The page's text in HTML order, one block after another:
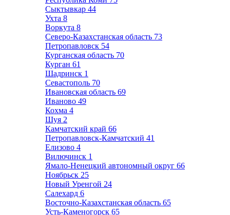
Сыктывкар 44
Ухта 8
Воркута 8
Северо-Казахстанская область 73
Петропавловск 54
Курганская область 70
Курган 61
Шадринск 1
Севастополь 70
Ивановская область 69
Иваново 49
Кохма 4
Шуя 2
Камчатский край 66
Петропавловск-Камчатский 41
Елизово 4
Вилючинск 1
Ямало-Ненецкий автономный округ 66
Ноябрьск 25
Новый Уренгой 24
Салехард 6
Восточно-Казахстанская область 65
Усть-Каменогорск 65